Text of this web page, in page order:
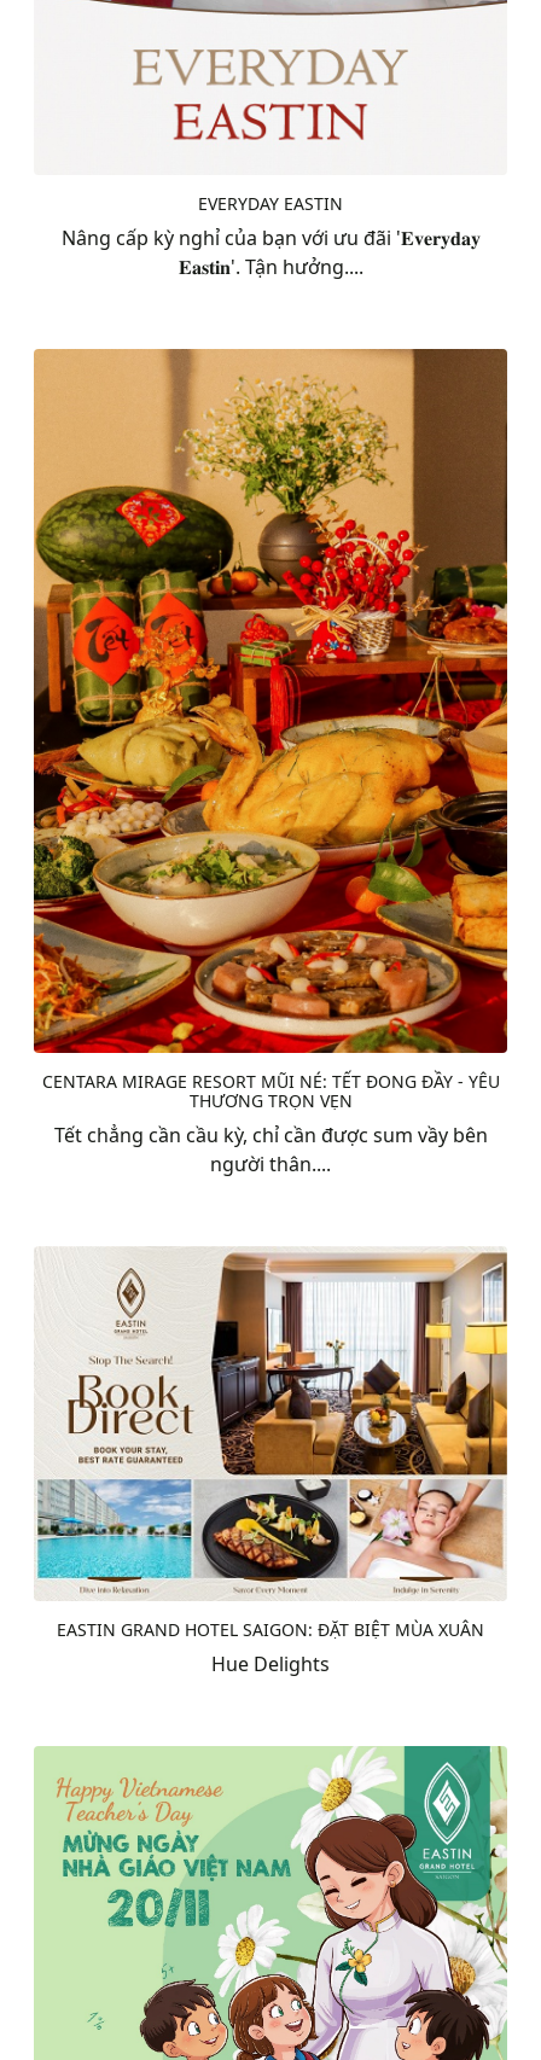
EVERYDAY EASTIN
Nâng cấp kỳ nghỉ của bạn với ưu đãi '𝐄𝐯𝐞𝐫𝐲𝐝𝐚𝐲
𝐄𝐚𝐬𝐭𝐢𝐧'. Tận hưởng....
CENTARA MIRAGE RESORT MŨI NÉ: TẾT ĐONG ĐẦY - YÊU
THƯƠNG TRỌN VẸN
Tết chẳng cần cầu kỳ, chỉ cần được sum vầy bên
người thân....
EASTIN GRAND HOTEL SAIGON: ĐẶT BIỆT MÙA XUÂN
Hue Delights